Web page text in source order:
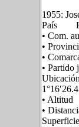
1955:
País
• Com.
•
•
•
•
•